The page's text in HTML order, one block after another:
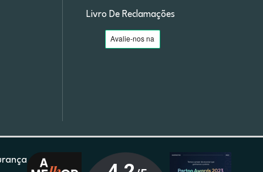
Livro De Reclamações